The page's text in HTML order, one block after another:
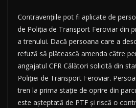
Contravențiile pot fi aplicate de
de Poliția de Transport Feroviar din
a trenului. Dacă persoana care a
refuză să plătească amenda către
angajatul CFR Călători solicită din
Poliției de Transport Feroviar.
tren la prima stație de oprire din
este așteptată de PTF și riscă o